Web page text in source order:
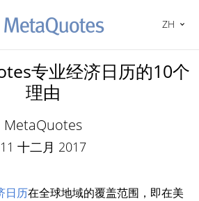
ZH
专业经济日历的10个
理由
MetaQuotes
11 十二月 2017
日历在全球地域的覆盖范围，即在美